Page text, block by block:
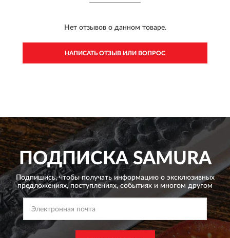
Нет отзывов о данном товаре.
НАПИСАТЬ ОТЗЫВ ИЛИ ВОПРОС
ПОДПИСКАSAMURA
Подпишись, чтобы получать информацию о эксклюзивных
предложениях, поступлениях, событиях и многом другом